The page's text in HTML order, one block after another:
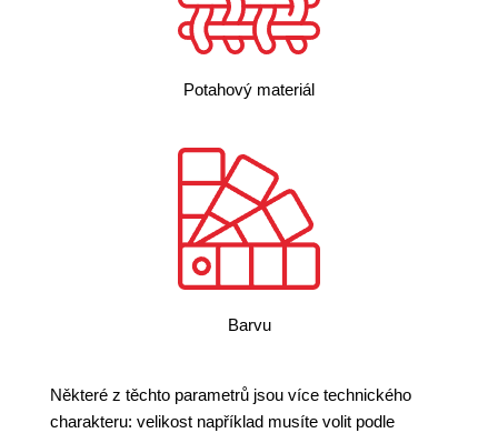
Potahový materiál
Barvu
Některé z těchto parametrů jsou více technického
charakteru: velikost například musíte volit podle